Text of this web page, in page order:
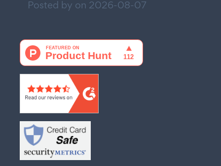
Posted by on 2026-08-07